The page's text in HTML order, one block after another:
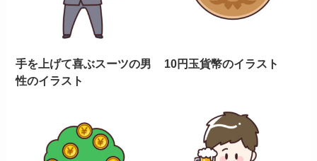
手を上げて喜ぶスーツの男
性のイラスト
10円玉貨幣のイラスト